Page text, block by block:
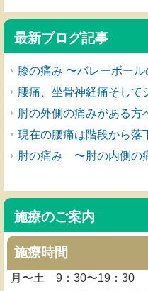
最新ブログ記事
膝の痛み 〜バレーボー
腰痛、坐骨神経痛そして
肘の外側の痛みがある方
現在の腰痛は階段から落
肘の痛み 〜肘の内側の
施療のご案内
施療時間
月〜土 9：30〜19：30